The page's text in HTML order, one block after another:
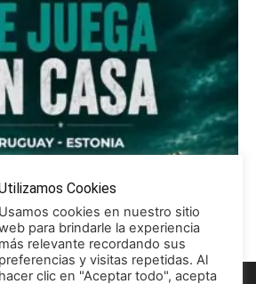
al Círculo
Cookies
Usamos cookies en nuestro sitio
para brindarle la experiencia
más relevante recordando sus
preferencias y visitas repetidas. Al
hacer clic en "Aceptar todo", acepta